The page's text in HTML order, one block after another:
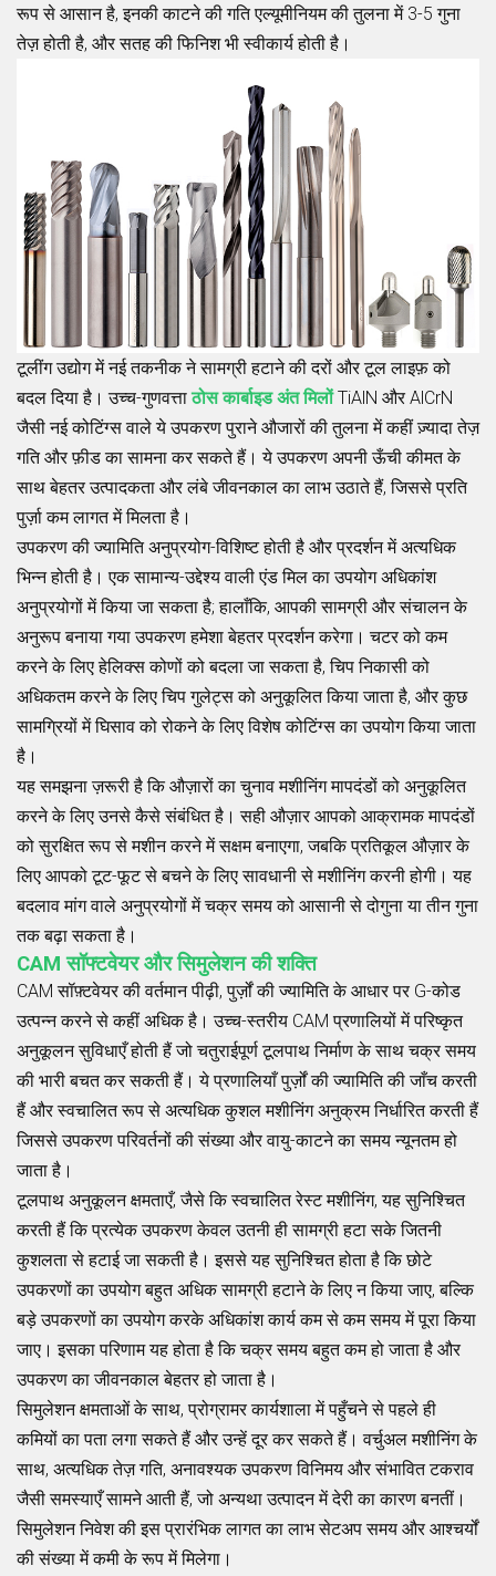
रूप से आसान है, इनकी काटने की गति एल्यूमीनियम की तुलना में 3-5 गुना
तेज़ होती है, और सतह की फिनिश भी स्वीकार्य होती है।
टूलींग उद्योग में नई तकनीक ने सामग्री हटाने की दरों और टूल लाइफ़ को
बदल दिया है। उच्च-गुणवत्ताठोस कार्बाइड अंत मिलोंTiAlN और AlCrN
जैसी नई कोटिंग्स वाले ये उपकरण पुराने औजारों की तुलना में कहीं ज़्यादा तेज़
गति और फ़ीड का सामना कर सकते हैं। ये उपकरण अपनी ऊँची कीमत के
साथ बेहतर उत्पादकता और लंबे जीवनकाल का लाभ उठाते हैं, जिससे प्रति
पुर्ज़ा कम लागत में मिलता है।
उपकरण की ज्यामिति अनुप्रयोग-विशिष्ट होती है और प्रदर्शन में अत्यधिक
भिन्न होती है। एक सामान्य-उद्देश्य वाली एंड मिल का उपयोग अधिकांश
अनुप्रयोगों में किया जा सकता है; हालाँकि, आपकी सामग्री और संचालन के
अनुरूप बनाया गया उपकरण हमेशा बेहतर प्रदर्शन करेगा। चटर को कम
करने के लिए हेलिक्स कोणों को बदला जा सकता है, चिप निकासी को
अधिकतम करने के लिए चिप गुलेट्स को अनुकूलित किया जाता है, और कुछ
सामग्रियों में घिसाव को रोकने के लिए विशेष कोटिंग्स का उपयोग किया जाता
है।
यह समझना ज़रूरी है कि औज़ारों का चुनाव मशीनिंग मापदंडों को अनुकूलित
करने के लिए उनसे कैसे संबंधित है। सही औज़ार आपको आक्रामक मापदंडों
को सुरक्षित रूप से मशीन करने में सक्षम बनाएगा, जबकि प्रतिकूल औज़ार के
लिए आपको टूट-फूट से बचने के लिए सावधानी से मशीनिंग करनी होगी। यह
बदलाव मांग वाले अनुप्रयोगों में चक्र समय को आसानी से दोगुना या तीन गुना
तक बढ़ा सकता है।
CAM सॉफ्टवेयर और सिमुलेशन की शक्ति
CAM सॉफ़्टवेयर की वर्तमान पीढ़ी, पुर्ज़ों की ज्यामिति के आधार पर G-कोड
उत्पन्न करने से कहीं अधिक है। उच्च-स्तरीय CAM प्रणालियों में परिष्कृत
अनुकूलन सुविधाएँ होती हैं जो चतुराईपूर्ण टूलपाथ निर्माण के साथ चक्र समय
की भारी बचत कर सकती हैं। ये प्रणालियाँ पुर्ज़ों की ज्यामिति की जाँच करती
हैं और स्वचालित रूप से अत्यधिक कुशल मशीनिंग अनुक्रम निर्धारित करती हैं
जिससे उपकरण परिवर्तनों की संख्या और वायु-काटने का समय न्यूनतम हो
जाता है।
टूलपाथ अनुकूलन क्षमताएँ, जैसे कि स्वचालित रेस्ट मशीनिंग, यह सुनिश्चित
करती हैं कि प्रत्येक उपकरण केवल उतनी ही सामग्री हटा सके जितनी
कुशलता से हटाई जा सकती है। इससे यह सुनिश्चित होता है कि छोटे
उपकरणों का उपयोग बहुत अधिक सामग्री हटाने के लिए न किया जाए, बल्कि
बड़े उपकरणों का उपयोग करके अधिकांश कार्य कम से कम समय में पूरा किया
जाए। इसका परिणाम यह होता है कि चक्र समय बहुत कम हो जाता है और
उपकरण का जीवनकाल बेहतर हो जाता है।
सिमुलेशन क्षमताओं के साथ, प्रोग्रामर कार्यशाला में पहुँचने से पहले ही
कमियों का पता लगा सकते हैं और उन्हें दूर कर सकते हैं। वर्चुअल मशीनिंग के
साथ, अत्यधिक तेज़ गति, अनावश्यक उपकरण विनिमय और संभावित टकराव
जैसी समस्याएँ सामने आती हैं, जो अन्यथा उत्पादन में देरी का कारण बनतीं।
सिमुलेशन निवेश की इस प्रारंभिक लागत का लाभ सेटअप समय और आश्चर्यों
की संख्या में कमी के रूप में मिलेगा।